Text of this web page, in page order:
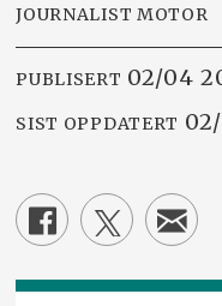
JOURNALIST MOTOR
PUBLISERT 02/04
SIST OPPDATERT